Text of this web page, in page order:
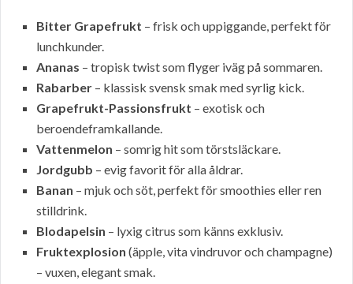
Bitter Grapefrukt – frisk och uppiggande, perfekt för
lunchkunder.
Ananas – tropisk twist som flyger iväg på sommaren.
Rabarber – klassisk svensk smak med syrlig kick.
Grapefrukt-Passionsfrukt – exotisk och
beroendeframkallande.
Vattenmelon – somrig hit som törstsläckare.
Jordgubb – evig favorit för alla åldrar.
Banan – mjuk och söt, perfekt för smoothies eller ren
stilldrink.
Blodapelsin – lyxig citrus som känns exklusiv.
Fruktexplosion (äpple, vita vindruvor och champagne)
– vuxen, elegant smak.